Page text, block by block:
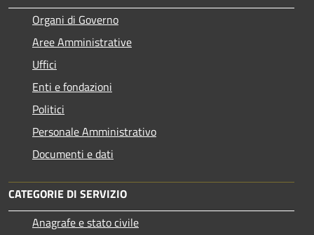
Organi di Governo
Aree Amministrative
Uffici
Enti e fondazioni
Politici
Personale Amministrativo
Documenti e dati
CATEGORIE DI SERVIZIO
Anagrafe e stato civile